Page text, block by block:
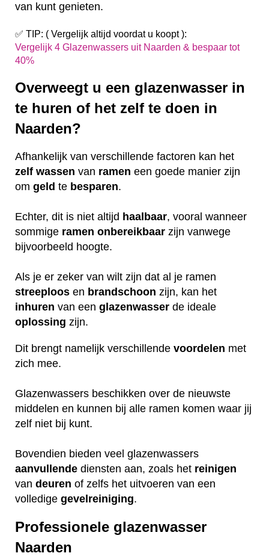
van kunt genieten.
✅ TIP: ( Vergelijk altijd voordat u koopt ):
Vergelijk 4 Glazenwassers uit Naarden & bespaar tot
40%
Overweegt u een glazenwasser in
te huren of het zelf te doen in
Naarden?
Afhankelijk van verschillende factoren kan het
zelf wassen van ramen een goede manier zijn
om geld te besparen.
Echter, dit is niet altijd haalbaar, vooral wanneer
sommige ramen onbereikbaar zijn vanwege
bijvoorbeeld hoogte.
Als je er zeker van wilt zijn dat al je ramen
streeploos en brandschoon zijn, kan het
inhuren van een glazenwasser de ideale
oplossing zijn.
Dit brengt namelijk verschillende voordelen met
zich mee.
Glazenwassers beschikken over de nieuwste
middelen en kunnen bij alle ramen komen waar jij
zelf niet bij kunt.
Bovendien bieden veel glazenwassers
aanvullende diensten aan, zoals het reinigen
van deuren of zelfs het uitvoeren van een
volledige gevelreiniging.
Professionele glazenwasser
Naarden